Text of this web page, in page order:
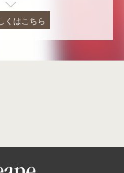
くはこちら